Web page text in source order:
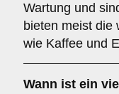
Wartung und
bieten meist die
wie Kaffee und
Wann ist ein